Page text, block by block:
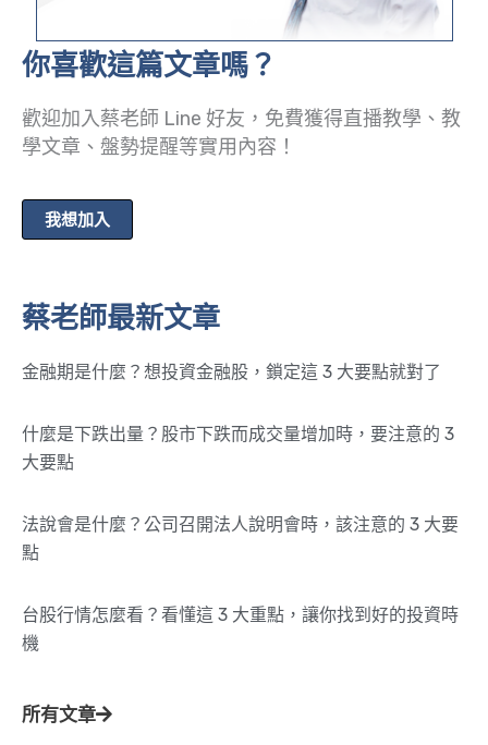
你喜歡這篇文章嗎？
歡迎加入蔡老師 Line 好友，免費獲得直播教學、教
學文章、盤勢提醒等實用內容！
我想加入
蔡老師最新文章
金融期是什麼？想投資金融股，鎖定這 3 大要點就對了
什麼是下跌出量？股市下跌而成交量增加時，要注意的 3
大要點
法說會是什麼？公司召開法人說明會時，該注意的 3 大要
點
台股行情怎麼看？看懂這 3 大重點，讓你找到好的投資時
機
所有文章